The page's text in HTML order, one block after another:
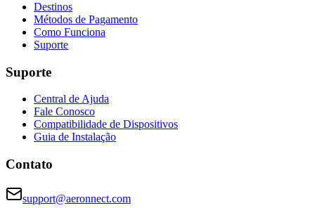
Destinos
Métodos de Pagamento
Como Funciona
Suporte
Suporte
Central de Ajuda
Fale Conosco
Compatibilidade de Dispositivos
Guia de Instalação
Contato
support@aeronnect.com